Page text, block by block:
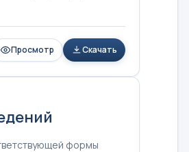
Просмотр Скачать
формы